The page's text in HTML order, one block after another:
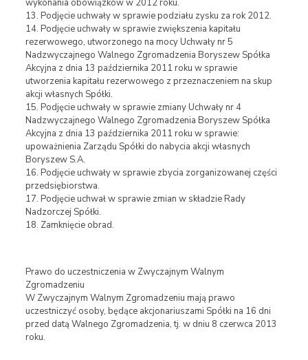
wykonania obowiązków w 2012 roku.
13. Podjęcie uchwały w sprawie podziału zysku za rok 2012.
14. Podjęcie uchwały w sprawie zwiększenia kapitału
rezerwowego, utworzonego na mocy Uchwały nr 5
Nadzwyczajnego Walnego Zgromadzenia Boryszew Spółka
Akcyjna z dnia 13 października 2011 roku w sprawie
utworzenia kapitału rezerwowego z przeznaczeniem na skup
akcji własnych Spółki.
15. Podjęcie uchwały w sprawie zmiany Uchwały nr 4
Nadzwyczajnego Walnego Zgromadzenia Boryszew Spółka
Akcyjna z dnia 13 października 2011 roku w sprawie:
upoważnienia Zarządu Spółki do nabycia akcji własnych
Boryszew S.A.
16. Podjęcie uchwały w sprawie zbycia zorganizowanej części
przedsiębiorstwa.
17. Podjęcie uchwał w sprawie zmian w składzie Rady
Nadzorczej Spółki.
18. Zamknięcie obrad.
Prawo do uczestniczenia w Zwyczajnym Walnym
Zgromadzeniu
W Zwyczajnym Walnym Zgromadzeniu mają prawo
uczestniczyć osoby, będące akcjonariuszami Spółki na 16 dni
przed datą Walnego Zgromadzenia, tj. w dniu 8 czerwca 2013
roku.